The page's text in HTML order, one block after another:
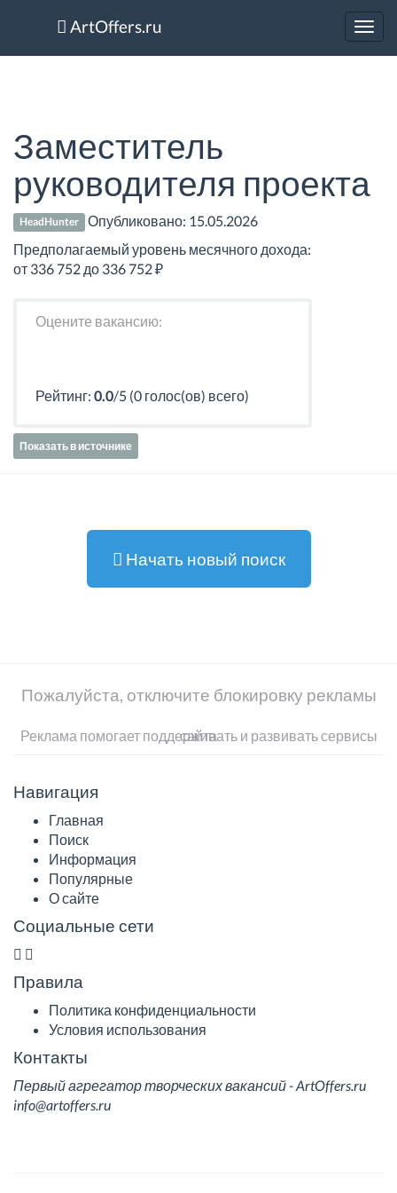
ArtOffers.ru
Заместитель
руководителя проекта
HeadHunter Опубликовано: 15.05.2026
Предполагаемый уровень месячного дохода:
от 336 752 до 336 752 ₽
Оцените вакансию:
Рейтинг: 0.0/5 (0 голос(ов) всего)
Показать в источнике
Начать новый поиск
Пожалуйста, отключите блокировку рекламы
Реклама помогает поддерживать и развивать сервисы сайта
Навигация
Главная
Поиск
Информация
Популярные
О сайте
Социальные сети
Правила
Политика конфиденциальности
Условия использования
Контакты
Первый агрегатор творческих вакансий - ArtOffers.ru
info@artoffers.ru